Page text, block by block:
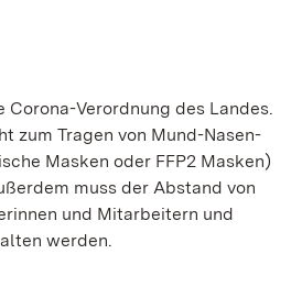
Verordnung des Landes.
zum Tragen von Mund-Nasen-
Masken oder FFP2 Masken)
muss der Abstand von
und Mitarbeitern und
werden.